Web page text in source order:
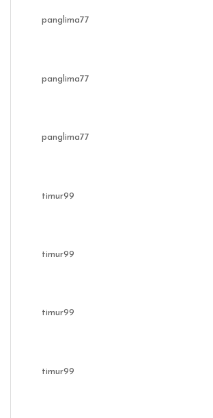
panglima77
panglima77
panglima77
timur99
timur99
timur99
timur99